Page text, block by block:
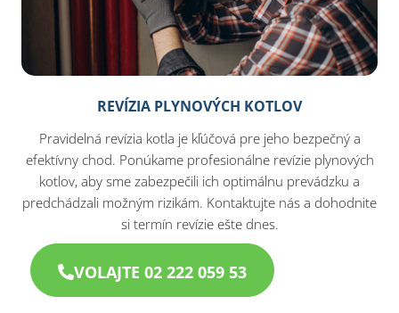
REVÍZIA PLYNOVÝCH KOTLOV
Pravidelná revízia kotla je kľúčová pre jeho bezpečný a
efektívny chod. Ponúkame profesionálne revízie plynových
kotlov, aby sme zabezpečili ich optimálnu prevádzku a
predchádzali možným rizikám. Kontaktujte nás a dohodnite
si termín revízie ešte dnes.
VOLAJTE 02 222 059 53